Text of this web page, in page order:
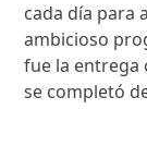
cada día para
ambicioso
fue la entrega
se completó